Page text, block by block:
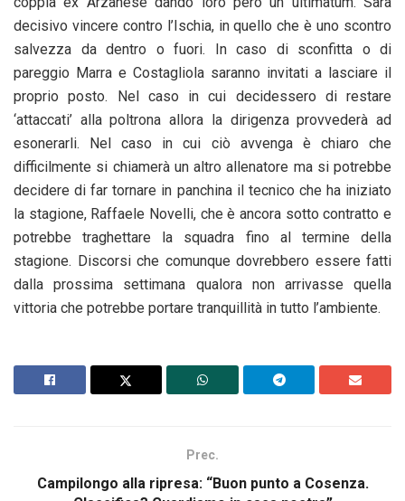
decisivo vincere contro l’Ischia, in quello che è uno scontro
salvezza da dentro o fuori. In caso di sconfitta o di
pareggio Marra e Costagliola saranno invitati a lasciare il
proprio posto. Nel caso in cui decidessero di restare
‘attaccati’ alla poltrona allora la dirigenza provvederà ad
esonerarli. Nel caso in cui ciò avvenga è chiaro che
difficilmente si chiamerà un altro allenatore ma si potrebbe
decidere di far tornare in panchina il tecnico che ha iniziato
la stagione, Raffaele Novelli, che è ancora sotto contratto e
potrebbe traghettare la squadra fino al termine della
stagione. Discorsi che comunque dovrebbero essere fatti
dalla prossima settimana qualora non arrivasse quella
vittoria che potrebbe portare tranquillità in tutto l’ambiente.
Prec.
Campilongo alla ripresa: “Buon punto a Cosenza.